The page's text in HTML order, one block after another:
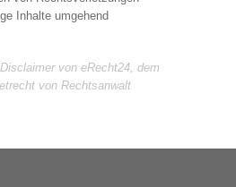
Inhalte umgehend
von eRecht24, dem
von Rechtsanwalt